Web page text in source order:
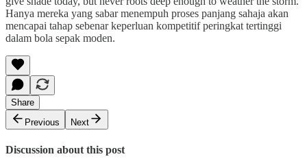
Hanya mereka yang sabar menempuh proses panjang sahaja akan
mencapai tahap sebenar keperluan kompetitif peringkat tertinggi
dalam bola sepak moden.
Share
Previous
Next
Discussion about this post